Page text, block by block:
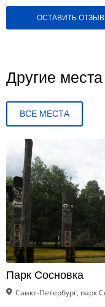
ОСТАВИТЬ ОТЗЫВ
Другие места
ВСЕ МЕСТА
Парк Сосновка
Санкт-Петербург, парк